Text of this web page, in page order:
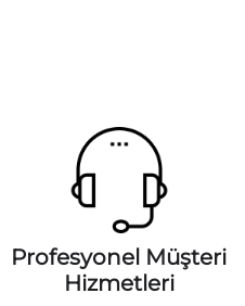
Profesyonel Müşteri
Hizmetleri